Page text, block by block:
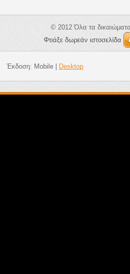
© 2012 Όλα τα
Φτιάξε δωρεάν ιστοσελίδα
Έκδοση: Mobile| Desktop